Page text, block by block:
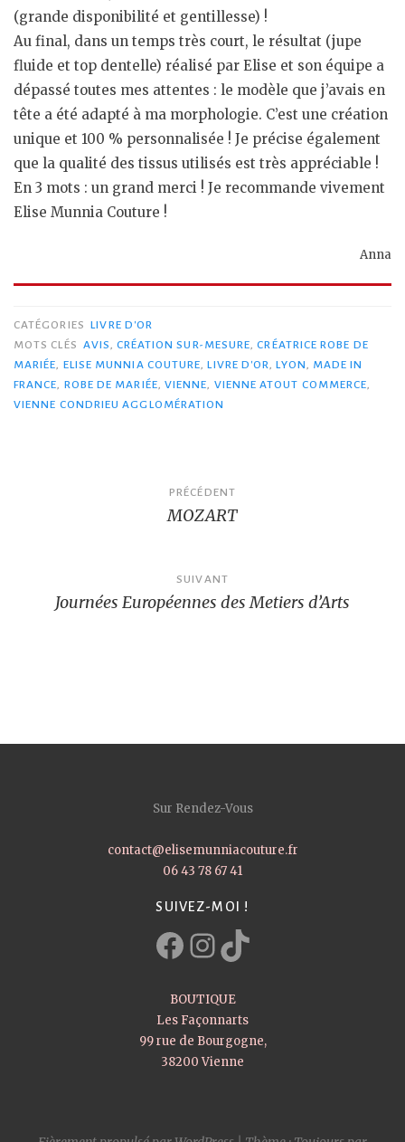
(grande disponibilité et gentillesse) !
Au final, dans un temps très court, le résultat (jupe
fluide et top dentelle) réalisé par Elise et son équipe a
dépassé toutes mes attentes : le modèle que j’avais en
tête a été adapté à ma morphologie. C’est une création
unique et 100 % personnalisée ! Je précise également
que la qualité des tissus utilisés est très appréciable !
En 3 mots : un grand merci ! Je recommande vivement
Elise Munnia Couture !
Anna
CATÉGORIES LIVRE D'OR
MOTS CLÉS AVIS, CRÉATION SUR-MESURE,CRÉATRICE ROBE DE
MARIÉE, ELISE MUNNIA COUTURE,LIVRE D'OR,LYON, MADE IN
FRANCE, ROBE DE MARIÉE, VIENNE, VIENNE ATOUT COMMERCE,
VIENNE CONDRIEU AGGLOMÉRATION
PRÉCÉDENT
MOZART
SUIVANT
Journées Européennes des Metiers d’Arts
Sur Rendez-Vous
contact@elisemunniacouture.fr
06 43 78 67 41
SUIVEZ-MOI !
Facebook InstagramTikTok
BOUTIQUE
Les Façonnarts
99 rue de Bourgogne,
38200 Vienne